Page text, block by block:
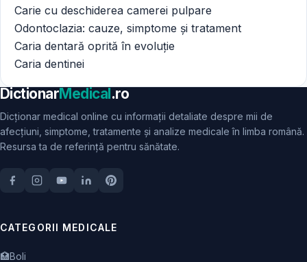
Carie cu deschiderea camerei pulpare
Odontoclazia: cauze, simptome și tratament
Caria dentară oprită în evoluție
Caria dentinei
DictionarMedical.ro
Dicționar medical online cu informații detaliate despre mii de
afecțiuni, simptome, tratamente și analize medicale în limba română.
Resursa ta de referință pentru sănătate.
CATEGORII MEDICALE
🏥Boli